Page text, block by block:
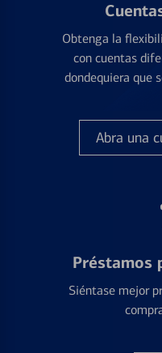
Obtenga la
con cuentas
dondequiera que
Abra una
Préstamos
Siéntase mejor